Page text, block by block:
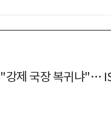
"강제 국장 복귀냐"…